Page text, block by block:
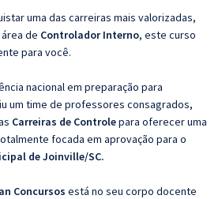
uma das carreiras mais valorizadas,
de Controlador Interno, este curso
para você.
nacional em preparação para
um time de professores consagrados,
Carreiras de Controlepara oferecer uma
focada em aprovação para o
de Joinville/SC.
Concursos está no seu corpo docente